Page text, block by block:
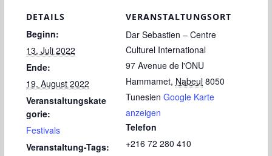
DETAILS
Beginn:
13. Juli 2022
Ende:
19. August 2022
Veranstaltungskate
gorie:
Festivals
Veranstaltung-Tags:
VERANSTALTUNGSORT
Dar Sebastien – Centre
Culturel International
97 Avenue de l'ONU
Hammamet, Nabeul 8050
Tunesien Google Karte
anzeigen
Telefon
+216 72 280 410